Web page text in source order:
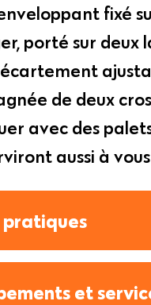
fixé
porté sur deux
de deux
avec des
aussi à
pratiques
et